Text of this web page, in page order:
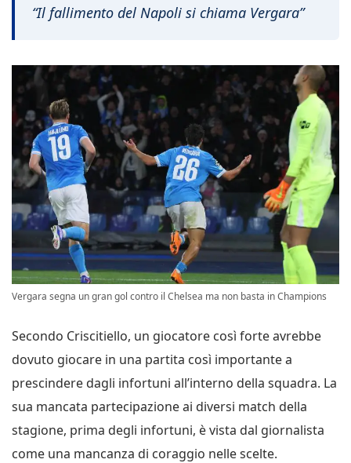
“Il fallimento del Napoli si chiama Vergara”
Vergara segna un gran gol contro il Chelsea ma non basta in Champions
Secondo Criscitiello, un giocatore così forte avrebbe
dovuto giocare in una partita così importante a
prescindere dagli infortuni all’interno della squadra. La
sua mancata partecipazione ai diversi match della
stagione, prima degli infortuni, è vista dal giornalista
come una mancanza di coraggio nelle scelte.